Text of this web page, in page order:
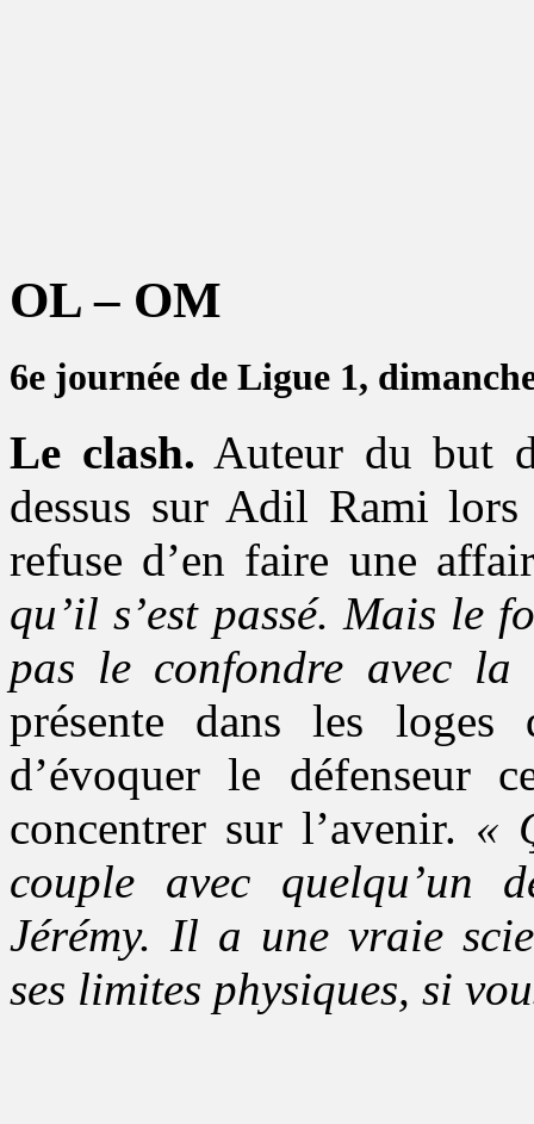
OL – OM
6e journée de Ligue 1,
Le clash. Auteur du but
dessus sur Adil Rami
refuse d’en faire une
qu’il s’est passé. Mais le
pas le confondre avec
présente dans les
d’évoquer le défenseur
concentrer sur l’avenir. «
couple avec quelqu’un
Jérémy. Il a une vraie
ses limites physiques, si